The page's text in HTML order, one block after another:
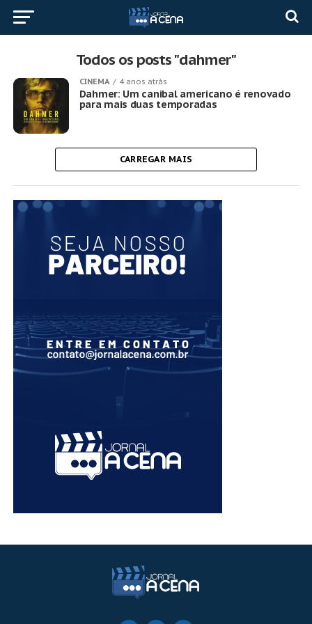
Todos os posts "dahmer"
CINEMA 4 anos atrás
Dahmer: Um canibal americano é renovado
para mais duas temporadas
CARREGAR MAIS